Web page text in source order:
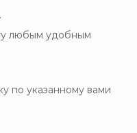
любым удобным
по указанному вами